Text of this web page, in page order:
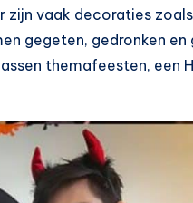
zijn vaak decoraties zoals
gegeten, gedronken en
themafeesten, een